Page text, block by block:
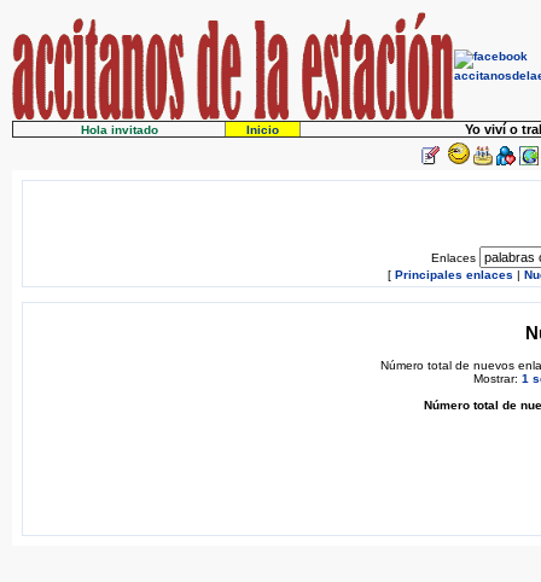
Hola invitado Inicio Yo viví o
Enlaces
[ Principales enlaces |
Número total de nuevos
Mostrar: 1
Número total de